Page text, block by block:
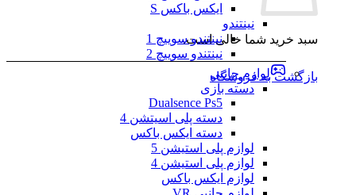
سبد خرید شما خالی است.
بازگشت به فروشگاه
ایکس باکس S
نینتندو
نینتندو سوییچ 1
نینتندو سوییچ 2
لوازم جانبی
دسته بازی
Dualsence Ps5
دسته پلی اسیتشن 4
دسته ایکس باکس
لوازم پلی استیشن 5
لوازم پلی استیشن 4
لوازم ایکس باکس